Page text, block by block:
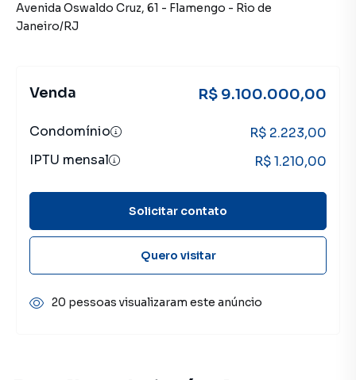
Avenida Oswaldo Cruz, 61 - Flamengo - Rio de
Janeiro/RJ
Venda R$ 9.100.000,00
Condomínio
R$ 2.223,00
IPTU mensal
R$ 1.210,00
Solicitar contato
Quero visitar
20 pessoas visualizaram este anúncio